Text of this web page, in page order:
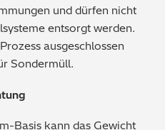
und dürfen nicht
entsorgt werden.
ausgeschlossen
Sondermüll.
Basis kann das Gewicht